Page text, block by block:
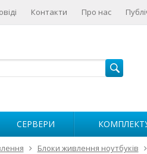
Контакти Про нас
СЕРВЕРИ
Блоки живлення ноутбуків